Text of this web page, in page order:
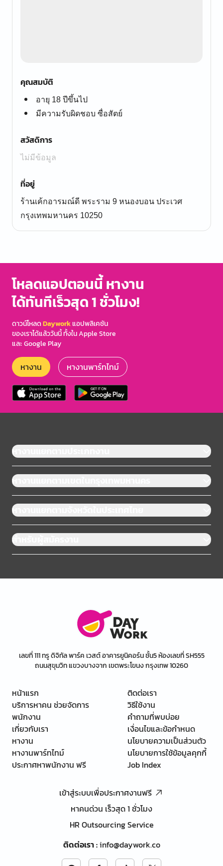
คุณสมบัติ
อายุ 18 ปีขึ้นไป
มีความรับผิดชอบ ซื่อสัตย์
สวัสดิการ
ไม่มีข้อมูล
ที่อยู่
ร้านเค้กอารมณ์ดี พระราม 9 หนองบอน ประเวศ
กรุงเทพมหานคร 10250
โหลดแอปตอนนี้ หางาน
ได้ทันทีเร็วสุด 1 ชั่วโมง!
ดาวน์โหลดDayworkแอปพลิเคชัน
ของเราได้แล้ววันนี้ ทั้งใน Apple Store
และ Google Play
หางาน หางานพาร์ทไทม์
หางานแยกตามประเภทงาน
หางานแยกตามเขตในกรุงเทพมหานคร
หางานแยกตามจังหวัดในประเทศไทย
สำหรับผู้สมัครงาน
เลขที่ 111 ทรู ดิจิทัล พาร์ค เวสต์ อาคารยูนิคอร์น ชั้น5 ห้องเลขที่ SH555
ถนนสุขุมวิท แขวงบางจาก เขตพระโขนง กรุงเทพ 10260
หน้าแรก
บริการหาคน ช่วยจัดการ
พนักงาน
เกี่ยวกับเรา
หางาน
หางานพาร์ทไทม์
ประกาศหาพนักงาน ฟรี
ติดต่อเรา
วิธีใช้งาน
คำถามที่พบบ่อย
เงื่อนไขและข้อกำหนด
นโยบายความเป็นส่วนตัว
นโยบายการใช้ข้อมูลคุกกี้
Job Index
เข้าสู่ระบบเพื่อประกาศงานฟรี
หาคนด่วน เร็วสุด 1 ชั่วโมง
HR Outsourcing Service
ติดต่อเรา:info@daywork.co